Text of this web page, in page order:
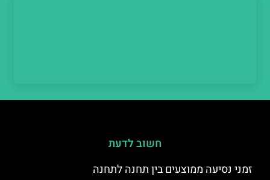
חשוב לדעת
זמני נסיעה ממוצעים בין תחנה לתחנה